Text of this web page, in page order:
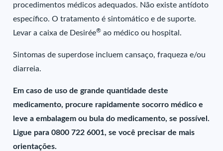
procedimentos médicos adequados. Não existe antídoto
específico. O tratamento é sintomático e de suporte.
Levar a caixa de Desirée® ao médico ou hospital.
Sintomas de superdose incluem cansaço, fraqueza e/ou
diarreia.
Em caso de uso de grande quantidade deste
medicamento, procure rapidamente socorro médico e
leve a embalagem ou bula do medicamento, se possível.
Ligue para 0800 722 6001, se você precisar de mais
orientações.